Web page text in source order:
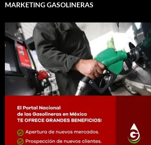
MARKETING GASOLINERAS